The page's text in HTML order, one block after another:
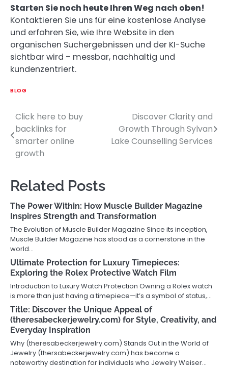
Starten Sie noch heute Ihren Weg nach oben!
Kontaktieren Sie uns für eine kostenlose Analyse
und erfahren Sie, wie Ihre Website in den
organischen Suchergebnissen und der KI-Suche
sichtbar wird – messbar, nachhaltig und
kundenzentriert.
BLOG
Post
navigation
Click here to buy
backlinks for
smarter online
growth
Discover Clarity and
Growth Through Sylvan
Lake Counselling Services
Related Posts
The Power Within: How Muscle Builder Magazine
Inspires Strength and Transformation
The Evolution of Muscle Builder Magazine Since its inception,
Muscle Builder Magazine has stood as a cornerstone in the
world…
Ultimate Protection for Luxury Timepieces:
Exploring the Rolex Protective Watch Film
Introduction to Luxury Watch Protection Owning a Rolex watch
is more than just having a timepiece—it’s a symbol of status,…
Title: Discover the Unique Appeal of
(theresabeckerjewelry.com) for Style, Creativity, and
Everyday Inspiration
Why (theresabeckerjewelry.com) Stands Out in the World of
Jewelry (thersabeckerjewelry.com) has become a
noteworthy destination for individuals who Jewelry Weiser…